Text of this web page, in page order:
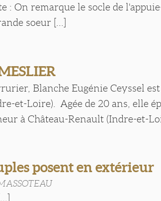
: On remarque le socle de
soeur [...]
Blanche Eugénie Ceyssel
et-Loire). Agée de 20 ans, elle
à Château-Renault (Indre-et-
posent en extérieur